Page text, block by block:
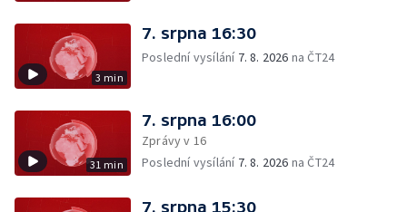
3 min
7. srpna 16:30
Poslední vysílání 7. 8. 2026 na ČT24
31 min
7. srpna 16:00
Zprávy v 16
Poslední vysílání 7. 8. 2026 na ČT24
7. srpna 15:30